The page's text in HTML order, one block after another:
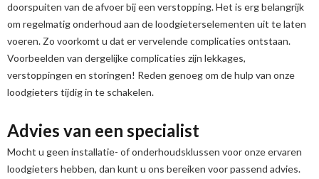
doorspuiten van de afvoer bij een verstopping. Het is erg belangrijk
om regelmatig onderhoud aan de loodgieterselementen uit te laten
voeren. Zo voorkomt u dat er vervelende complicaties ontstaan.
Voorbeelden van dergelijke complicaties zijn lekkages,
verstoppingen en storingen! Reden genoeg om de hulp van onze
loodgieters tijdig in te schakelen.
Advies van een specialist
Mocht u geen installatie- of onderhoudsklussen voor onze ervaren
loodgieters hebben, dan kunt u ons bereiken voor passend advies.